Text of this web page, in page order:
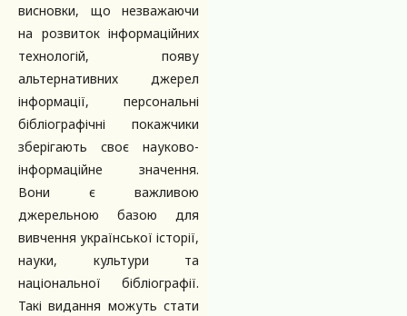
висновки, що незважаючи
на розвиток інформаційних
технологій, появу
альтернативних джерел
інформації, персональні
бібліографічні покажчики
зберігають своє науково-
інформаційне значення.
Вони є важливою
джерельною базою для
вивчення української історії,
науки, культури та
національної бібліографії.
Такі видання можуть стати